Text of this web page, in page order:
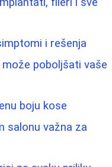
i rešenja
poboljšati vaše
boju kose
salonu važna za